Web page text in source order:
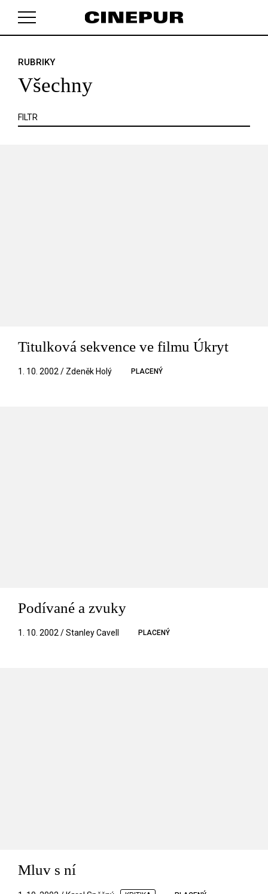
RUBRIKY
Všechny
FILTR
KRITIKA MIMO KINO POJEM PORTRÉT
Titulková sekvence ve filmu Úkryt
1. 10. 2002 / Zdeněk Holý PLACENÝ
Podívané a zvuky
1. 10. 2002 / Stanley Cavell PLACENÝ
Mluv s ní